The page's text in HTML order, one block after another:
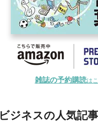
雑誌の予約購読は
ビジネスの人気記事